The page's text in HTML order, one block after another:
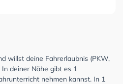
willst deine Fahrerlaubnis (PKW,
deiner Nähe gibt es 1
nehmen kannst. In 1